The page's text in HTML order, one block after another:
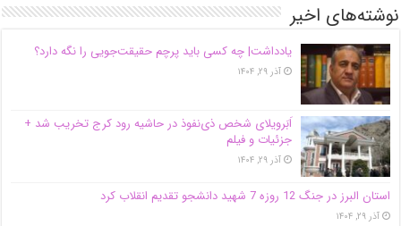
نوشته‌های اخیر
یادداشت| ‌چه کسی باید پرچم حقیقت‌جویی را نگه دارد؟
آذر ۲۹, ۱۴۰۴
اَبَر‌ویلای شخص ذی‌نفوذ در حاشیه‌ رود کرج تخریب شد +
جزئیات و فیلم
آذر ۲۹, ۱۴۰۴
استان البرز در جنگ 12 روزه 7 شهید دانشجو تقدیم انقلاب کرد
آذر ۲۹, ۱۴۰۴